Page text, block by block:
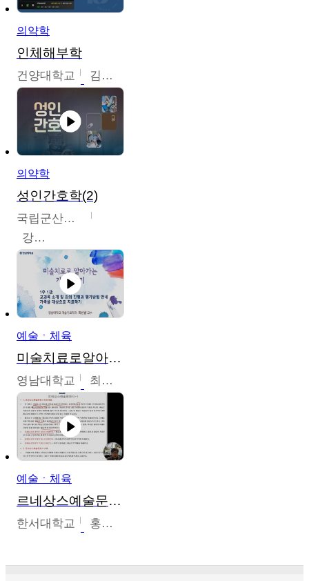
의약학
인체해부학
건양대학교 김철태
의약학
성인간호학(2)
국립군산대학교
강경아
예술ㆍ체육
미술치료로알아가는가족이야기
영남대학교 최선남
예술ㆍ체육
르네상스예술문화사
한서대학교 홍창호